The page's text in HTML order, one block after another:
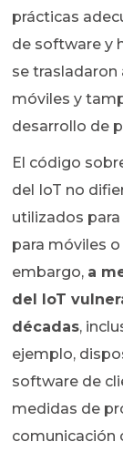
prácticas
de software y
se trasladaron
móviles y
desarrollo de
El código
del IoT no
utilizados
para móviles
embargo, a
del IoT
décadas,
ejemplo,
software de
medidas de
comunicación